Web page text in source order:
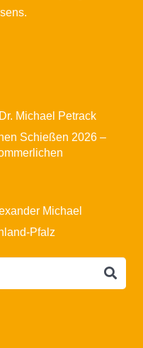
Michael Petrack
Schießen 2026 –
Michael
Pfalz